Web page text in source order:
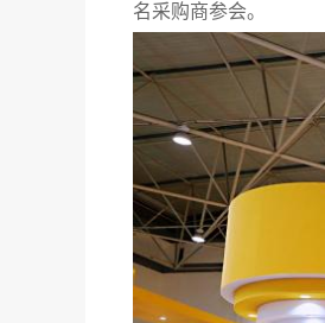
名采购商参会。